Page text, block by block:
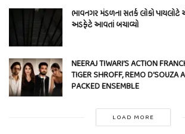
ભાવનગર મંડળના સતર્ક લોકો પાયલોટે
અડફેટે આવતાં બચાવ્યો
NEERAJ TIWARI’S ACTION
TIGER SHROFF, REMO D’SOUZA
PACKED ENSEMBLE
LOAD MORE